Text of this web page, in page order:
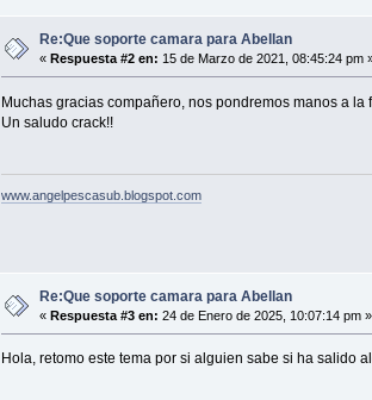
Re:Que soporte camara para Abellan
«Respuesta #2 en: 15 de Marzo de 2021, 08:45:24 pm
Muchas gracias compañero, nos pondremos manos a la
Un saludo crack!!
www.angelpescasub.blogspot.com
Re:Que soporte camara para Abellan
«Respuesta #3 en: 24 de Enero de 2025, 10:07:14 pm »
Hola, retomo este tema por si alguien sabe si ha salido